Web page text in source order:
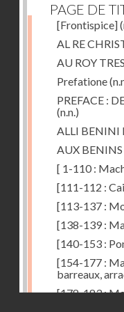
PAGE DE
[Frontispice]
AL RE
AU ROY
Prefatione
PREFACE :
(n.n.)
ALLI BENINI
AUX BENINS
[ 1-110 :
[111-112 :
[113-137 :
[138-139 :
[140-153 :
[154-177 :
barreaux,
[178-183 :